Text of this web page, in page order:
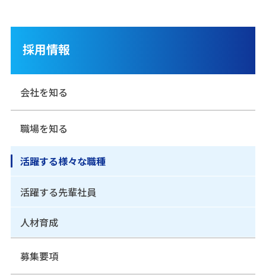
採用情報
会社を知る
職場を知る
活躍する様々な職種
活躍する先輩社員
人材育成
募集要項